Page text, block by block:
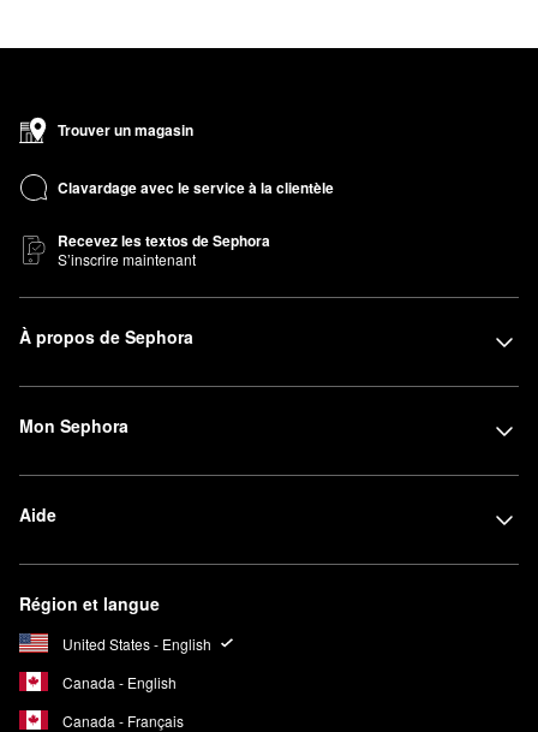
Trouver un magasin
Clavardage avec le service à la clientèle
Recevez les textos de Sephora
S’inscrire maintenant
À propos de Sephora
Mon Sephora
Aide
Région et langue
United States - English
Canada - English
Canada - Français